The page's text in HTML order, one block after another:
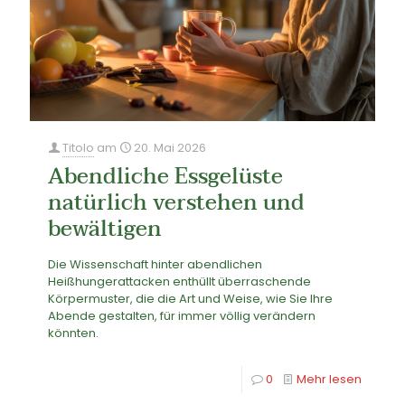
Titolo am 20. Mai 2026
Abendliche Essgelüste
natürlich verstehen und
bewältigen
Die Wissenschaft hinter abendlichen
Heißhungerattacken enthüllt überraschende
Körpermuster, die die Art und Weise, wie Sie Ihre
Abende gestalten, für immer völlig verändern
könnten.
0 Mehr lesen